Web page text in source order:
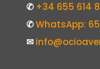
✆ +34 655 614
✆WhatsApp:
✉